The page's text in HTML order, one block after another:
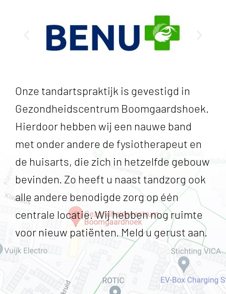
Onze tandartspraktijk is gevestigd in
Gezondheidscentrum Boomgaardshoek.
Hierdoor hebben wij een nauwe band
met onder andere de fysiotherapeut en
de huisarts, die zich in hetzelfde gebouw
bevinden. Zo heeft u naast tandzorg ook
alle andere benodigde zorg op één
centrale locatie. Wij hebben nog ruimte
voor nieuw patiënten. Meld u gerust aan.